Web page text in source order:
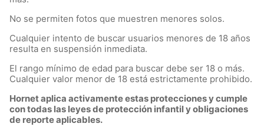
No se permiten fotos que muestren menores solos.
Cualquier intento de buscar usuarios menores de 18 años
resulta en suspensión inmediata.
El rango mínimo de edad para buscar debe ser 18 o más.
Cualquier valor menor de 18 está estrictamente prohibido.
Hornet aplica activamente estas protecciones y cumple
con todas las leyes de protección infantil y obligaciones
de reporte aplicables.